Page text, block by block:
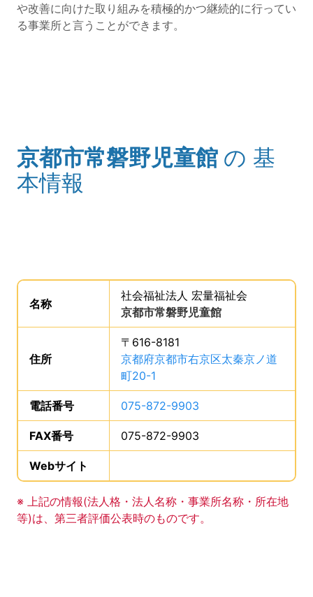
や改善に向けた取り組みを積極的かつ継続的に行ってい
る事業所と言うことができます。
(タイトル)
京都市常磐野児童館 の 基
本情報
事業所の基礎データを読み上げます。
名称は、
社会福祉法人 宏量福祉会
京都市常磐野児童館
住所
〒616-8181
京都府京都市右京区太秦京ノ道
町20-1
電話番号 075-872-9903
FAX番号 075-872-9903
Webサイト
事業所の基礎データの読み上げは以上です。
※ 上記の情報(法人格・法人名称・事業所名称・所在地
等)は、第三者評価公表時のものです。